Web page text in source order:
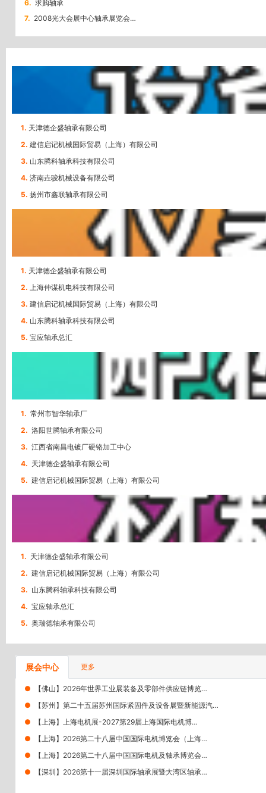
6. 求购轴承
7. 2008光大会展中心轴承展览会…
1. 天津德企盛轴承有限公司
2. 建信启记机械国际贸易（上海）有限公司
3. 山东腾科轴承科技有限公司
4. 济南垚骏机械设备有限公司
5. 扬州市鑫联轴承有限公司
1. 天津德企盛轴承有限公司
2. 上海仲谋机电科技有限公司
3. 建信启记机械国际贸易（上海）有限公司
4. 山东腾科轴承科技有限公司
5. 宝应轴承总汇
1. 常州市智华轴承厂
2. 洛阳世腾轴承有限公司
3. 江西省南昌电镀厂硬铬加工中心
4. 天津德企盛轴承有限公司
5. 建信启记机械国际贸易（上海）有限公司
1. 天津德企盛轴承有限公司
2. 建信启记机械国际贸易（上海）有限公司
3. 山东腾科轴承科技有限公司
4. 宝应轴承总汇
5. 奥瑞德轴承有限公司
展会中心 更多
●
【佛山】2026年世界工业展装备及零部件供应链博览…
●
【苏州】第二十五届苏州国际紧固件及设备展暨新能源汽…
●
【上海】上海电机展-2027第29届上海国际电机博…
●
【上海】2026第二十八届中国国际电机博览会（上海…
●
【上海】2026第二十八届中国国际电机及轴承博览会…
●
【深圳】2026第十一届深圳国际轴承展暨大湾区轴承…